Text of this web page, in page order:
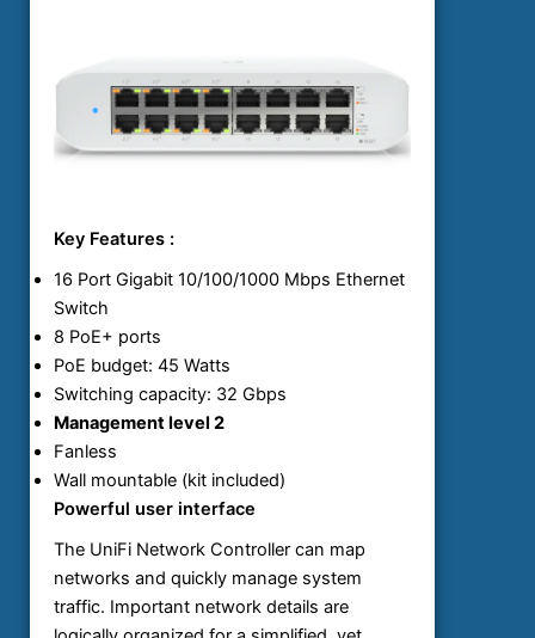
Key Features :
16 Port Gigabit 10/100/1000 Mbps Ethernet
Switch
8 PoE+ ports
PoE budget: 45 Watts
Switching capacity: 32 Gbps
Management level 2
Fanless
Wall mountable (kit included)
Powerful user interface
The UniFi Network Controller can map
networks and quickly manage system
traffic. Important network details are